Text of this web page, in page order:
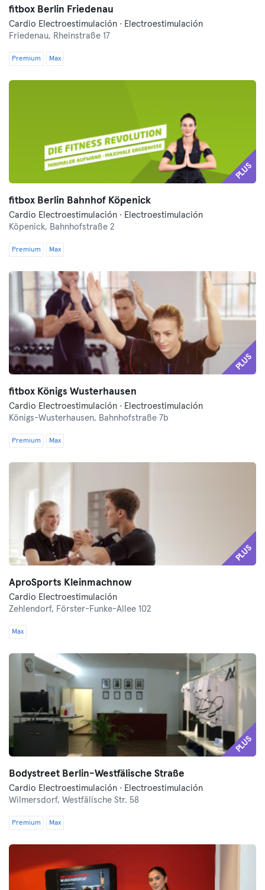
fitbox Berlin Friedenau
Cardio Electroestimulación · Electroestimulación
Friedenau, Rheinstraße 17
Premium Max
PLUS
fitbox Berlin Bahnhof Köpenick
Cardio Electroestimulación · Electroestimulación
Köpenick, Bahnhofstraße 2
Premium Max
PLUS
fitbox Königs Wusterhausen
Cardio Electroestimulación · Electroestimulación
Königs-Wusterhausen, Bahnhofstraße 7b
Premium Max
PLUS
AproSports Kleinmachnow
Cardio Electroestimulación
Zehlendorf, Förster-Funke-Allee 102
Max
PLUS
Bodystreet Berlin-Westfälische Straße
Cardio Electroestimulación · Electroestimulación
Wilmersdorf, Westfälische Str. 58
Premium Max